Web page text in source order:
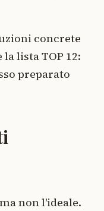
concrete
lista TOP 12:
preparato
non l'ideale.